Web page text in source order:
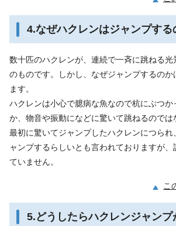
4.なぜハクレンはジャンプする
数十匹のハクレンが、連続で一斉に跳ねる光
のものです。しかし、なぜジャンプするの
ます。
ハクレンは小心で臆病な魚なので杭にぶつか
か、物音や振動になどに驚いて跳ねるのでは
最初に驚いてジャンプしたハクレンにつられ
ャンプするらしいとも言われておりますが、
ていません。
こ
5.どうしたらハクレンジャンプ